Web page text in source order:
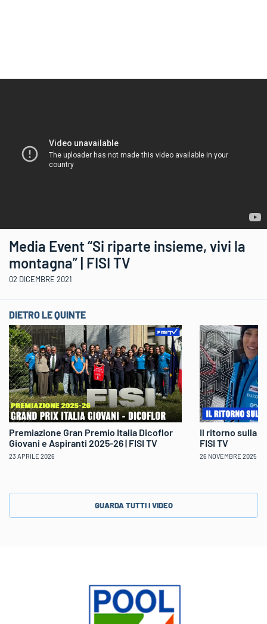
Media Event “Si riparte insieme, vivi la
montagna” | FISI TV
02 DICEMBRE 2021
DIETRO LE QUINTE
Premiazione Gran Premio Italia Dicoflor
Giovani e Aspiranti 2025-26 | FISI TV
23 APRILE 2026
Il ritorno sulla
FISI TV
26 NOVEMBRE 2025
GUARDA TUTTI I VIDEO